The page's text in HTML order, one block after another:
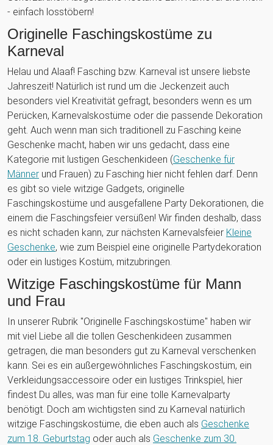
- einfach losstöbern!
Originelle Faschingskostüme zu
Karneval
Helau und Alaaf! Fasching bzw. Karneval ist unsere liebste
Jahreszeit! Natürlich ist rund um die Jeckenzeit auch
besonders viel Kreativität gefragt, besonders wenn es um
Perücken, Karnevalskostüme oder die passende Dekoration
geht. Auch wenn man sich traditionell zu Fasching keine
Geschenke macht, haben wir uns gedacht, dass eine
Kategorie mit lustigen Geschenkideen (Geschenke für
Männer und Frauen) zu Fasching hier nicht fehlen darf. Denn
es gibt so viele witzige Gadgets, originelle
Faschingskostüme und ausgefallene Party Dekorationen, die
einem die Faschingsfeier versüßen! Wir finden deshalb, dass
es nicht schaden kann, zur nächsten Karnevalsfeier Kleine
Geschenke, wie zum Beispiel eine originelle Partydekoration
oder ein lustiges Kostüm, mitzubringen.
Witzige Faschingskostüme für Mann
und Frau
In unserer Rubrik "Originelle Faschingskostüme" haben wir
mit viel Liebe all die tollen Geschenkideen zusammen
getragen, die man besonders gut zu Karneval verschenken
kann. Sei es ein außergewöhnliches Faschingskostüm, ein
Verkleidungsaccessoire oder ein lustiges Trinkspiel, hier
findest Du alles, was man für eine tolle Karnevalparty
benötigt. Doch am wichtigsten sind zu Karneval natürlich
witzige Faschingskostüme, die eben auch als Geschenke
zum 18. Geburtstag oder auch als Geschenke zum 30.